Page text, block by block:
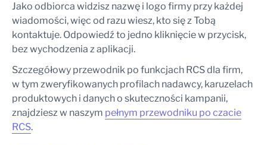
Jako odbiorca widzisz nazwę i logo firmy przy każdej
wiadomości, więc od razu wiesz, kto się z Tobą
kontaktuje. Odpowiedź to jedno kliknięcie w przycisk,
bez wychodzenia z aplikacji.
Szczegółowy przewodnik po funkcjach RCS dla firm,
w tym zweryfikowanych profilach nadawcy, karuzelach
produktowych i danych o skuteczności kampanii,
znajdziesz w naszym pełnym przewodniku po czacie
RCS.